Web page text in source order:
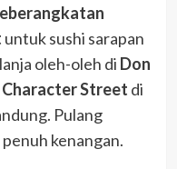
untuk sushi sarapan
oleh-oleh di Don
Street di
Pulang
kenangan.